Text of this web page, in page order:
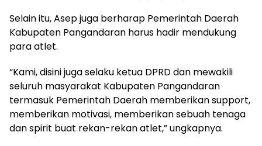
Selain itu, Asep juga berharap Pemerintah Daerah
Kabupaten Pangandaran harus hadir mendukung
para atlet.
“Kami, disini juga selaku ketua DPRD dan mewakili
seluruh masyarakat Kabupaten Pangandaran
termasuk Pemerintah Daerah memberikan support,
memberikan motivasi, memberikan sebuah tenaga
dan spirit buat rekan-rekan atlet,” ungkapnya.